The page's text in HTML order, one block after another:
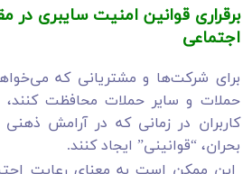
برقراری قوانین امنیت سایبری
اجتماعی
برای شرکت‌ها و مشتریانی که
حملات و سایر حملات محافظت
کاربران در زمانی که در آرامش
بحران، “قوانینی” ایجاد کنند.